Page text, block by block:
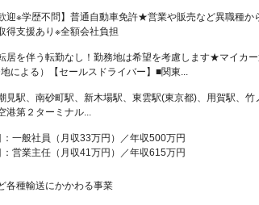
迎※学歴不問】普通自動車免許★営業や販売など異職種か
得支援あり※全額会社負担
居を伴う転勤なし！勤務地は希望を考慮します★マイカ
による）【セールスドライバー】■関東...
見駅、南砂町駅、新木場駅、東雲駅(東京都)、用賀駅、竹
港第２ターミナル...
：一般社員（月収33万円）／年収500万円
：営業主任（月収41万円）／年収615万円
各種輸送にかかわる事業